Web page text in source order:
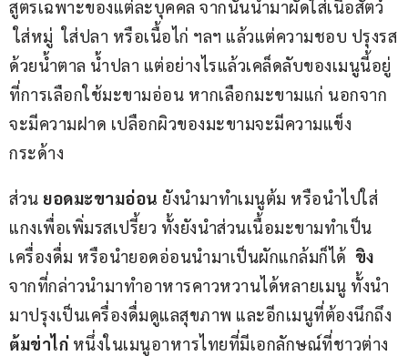
สูตรเฉพาะของแต่ละบุคคล จากนั้นนำมาผัดใส่เนื้อสัตว์
ใส่หมู่  ใส่ปลา หรือเนื้อไก่ ฯลฯ แล้วแต่ความชอบ ปรุงรส
ด้วยน้ำตาล น้ำปลา แต่อย่างไรแล้วเคล็ดลับของเมนูนี้อยู่
ที่การเลือกใช้มะขามอ่อน หากเลือกมะขามแก่ นอกจาก
จะมีความฝาด เปลือกผิวของมะขามจะมีความแข็ง
กระด้าง
ส่วน ยอดมะขามอ่อน ยังนำมาทำเมนูต้ม หรือนำไปใส่
แกงเพื่อเพิ่มรสเปรี้ยว ทั้งยังนำส่วนเนื้อมะขามทำเป็น
เครื่องดื่ม หรือนำยอดอ่อนนำมาเป็นผักแกล้มก็ได้ ขิง
จากที่กล่าวนำมาทำอาหารคาวหวานได้หลายเมนู ทั้งนำ
มาปรุงเป็นเครื่องดื่มดูแลสุขภาพ และอีกเมนูที่ต้องนึกถึง
ต้มข่าไก่ หนึ่งในเมนูอาหารไทยที่มีเอกลักษณ์ที่ชาวต่าง